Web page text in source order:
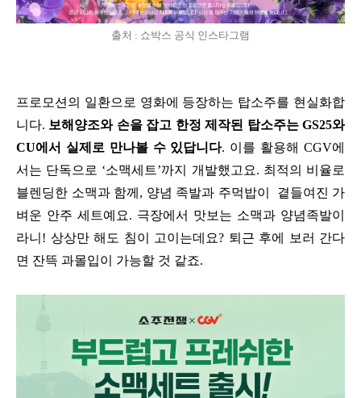
출처 : 쇼박스 공식 인스타그램
프로모션의 일환으로 영화에 등장하는 탑소주를 현실화합
니다. 보해양조와 손을 잡고 한정 제작된 탑소주는 GS25와
CU에서 실제로 만나볼 수 있답니다. 이를 활용해 CGV에
서는 단독으로 ‘소맥세트’까지 개발했고요. 최적의 비율로
블렌딩한 소맥과 함께, 양념 족발과 주먹밥이 곁들여진 가
벼운 안주 세트예요. 극장에서 맛보는 소맥과 양념족발이
라니! 상상만 해도 침이 고이는데요? 퇴근 후에 보러 간다
면 잔뜩 과몰입이 가능할 것 같죠.